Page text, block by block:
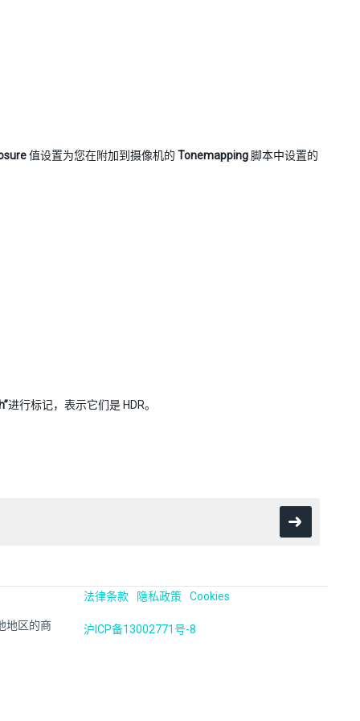
值设置为您在附加到摄像机的 Tonemapping 脚本中设置的
进行标记，表示它们是 HDR。
地区的商
法律条款 隐私政策 Cookies
沪ICP备13002771号-8